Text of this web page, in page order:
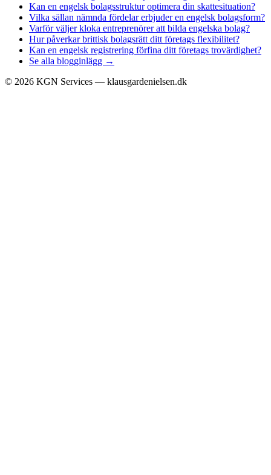
Kan en engelsk bolagsstruktur optimera din skattesituation?
Vilka sällan nämnda fördelar erbjuder en engelsk bolagsform?
Varför väljer kloka entreprenörer att bilda engelska bolag?
Hur påverkar brittisk bolagsrätt ditt företags flexibilitet?
Kan en engelsk registrering förfina ditt företags trovärdighet?
Se alla blogginlägg →
© 2026 KGN Services — klausgardenielsen.dk